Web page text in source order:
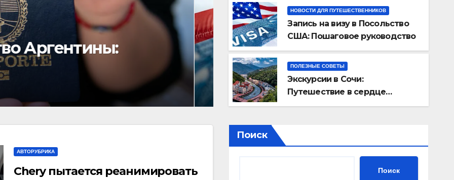
США:
ПОЛЕЗНЫЕ СОВЕТЫ
Экскурсии в Сочи:
Черноморского курорта
25 АВГУСТА 2024
НОВОСТИ ДЛЯ ПУТЕШЕСТВЕННИКОВ
Запись на визу в Посольство
США: Пошаговое руководство
ПОЛЕЗНЫЕ СОВЕТЫ
Экскурсии в Сочи:
Путешествие в сердце
Черноморского курорта
АВТОРУБРИКА
Chery пытается реанимировать
Поиск
Поиск